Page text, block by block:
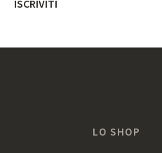
LO SHOP
ISCRIVITI